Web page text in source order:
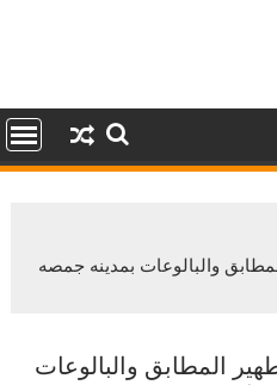
والبالوعات بمدينه جمصه
المطابق والبالوعات